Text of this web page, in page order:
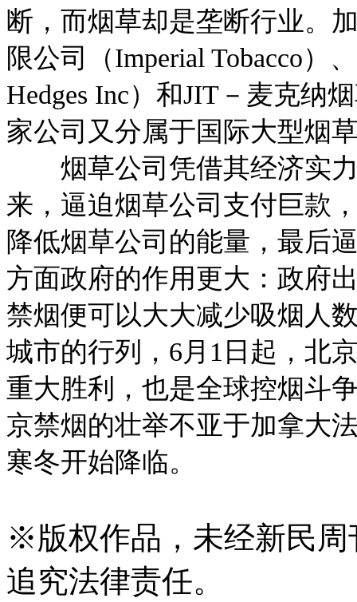
断，而烟草却是垄断行业。
限公司（Imperial Tobacco）
Hedges Inc）和JIT－麦克纳
家公司又分属于国际大型烟
烟草公司凭借其经济实力
来，逼迫烟草公司支付巨款
降低烟草公司的能量，最后
方面政府的作用更大：政府
禁烟便可以大大减少吸烟人
城市的行列，6月1日起，北
重大胜利，也是全球控烟斗
京禁烟的壮举不亚于加拿大
寒冬开始降临。
※版权作品，未经新民
追究法律责任。